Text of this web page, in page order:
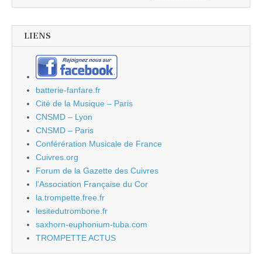
LIENS
batterie-fanfare.fr
Cité de la Musique – Paris
CNSMD – Lyon
CNSMD – Paris
Conférération Musicale de France
Cuivres.org
Forum de la Gazette des Cuivres
l'Association Française du Cor
la.trompette.free.fr
lesitedutrombone.fr
saxhorn-euphonium-tuba.com
TROMPETTE ACTUS